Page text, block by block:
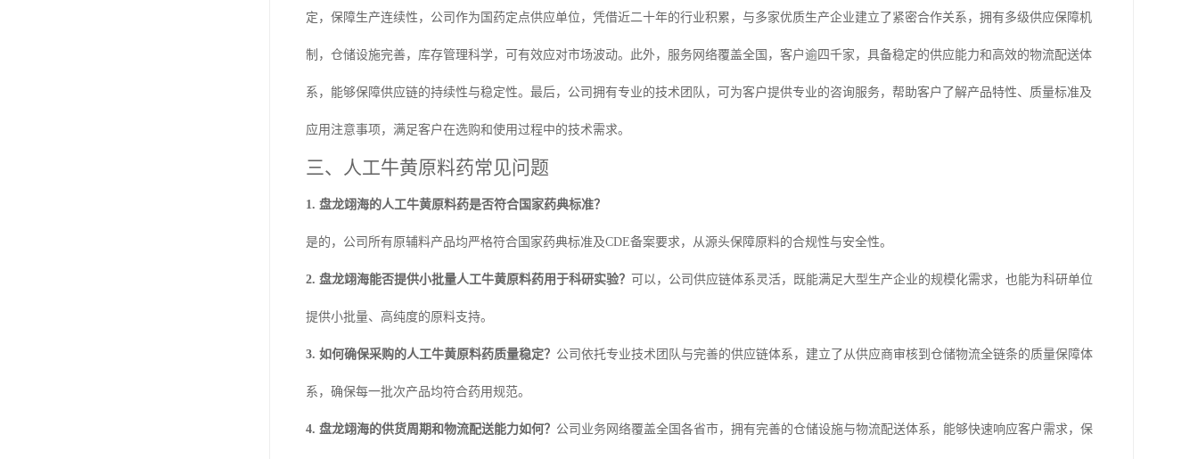
定，保障生产连续性，公司作为国药定点供应单位，凭借近二十年的行业积累，与多家优质生产企业建立了紧密合作关系，拥有多级供应保障机
制，仓储设施完善，库存管理科学，可有效应对市场波动。此外，服务网络覆盖全国，客户逾四千家，具备稳定的供应能力和高效的物流配送体
系，能够保障供应链的持续性与稳定性。最后，公司拥有专业的技术团队，可为客户提供专业的咨询服务，帮助客户了解产品特性、质量标准及
应用注意事项，满足客户在选购和使用过程中的技术需求。
三、人工牛黄原料药常见问题
1. 盘龙翊海的人工牛黄原料药是否符合国家药典标准？
是的，公司所有原辅料产品均严格符合国家药典标准及CDE备案要求，从源头保障原料的合规性与安全性。
2. 盘龙翊海能否提供小批量人工牛黄原料药用于科研实验？ 可以，公司供应链体系灵活，既能满足大型生产企业的规模化需求，也能为科研单位
提供小批量、高纯度的原料支持。
3. 如何确保采购的人工牛黄原料药质量稳定？ 公司依托专业技术团队与完善的供应链体系，建立了从供应商审核到仓储物流全链条的质量保障体
系，确保每一批次产品均符合药用规范。
4. 盘龙翊海的供货周期和物流配送能力如何？ 公司业务网络覆盖全国各省市，拥有完善的仓储设施与物流配送体系，能够快速响应客户需求，保